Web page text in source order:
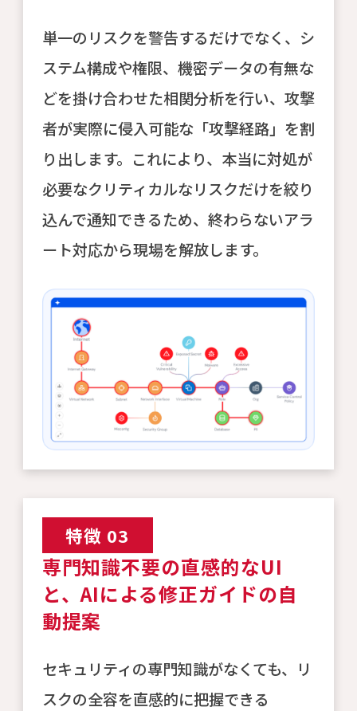
単一のリスクを警告するだけでなく、シ
ステム構成や権限、機密データの有無な
どを掛け合わせた相関分析を行い、攻撃
者が実際に侵入可能な「攻撃経路」を割
り出します。これにより、本当に対処が
必要なクリティカルなリスクだけを絞り
込んで通知できるため、終わらないアラ
ート対応から現場を解放します。
特徴 03
専門知識不要の直感的なUI
と、AIによる修正ガイドの自
動提案
セキュリティの専門知識がなくても、リ
スクの全容を直感的に把握できる